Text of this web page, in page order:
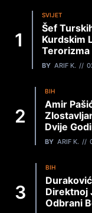
SVIJET
Šef
Kurdskim
Terorizma
BY ARIF K.
BIH
Amir
Dvije
BY ARIF K.
BIH
Direktnoj
Odbrani